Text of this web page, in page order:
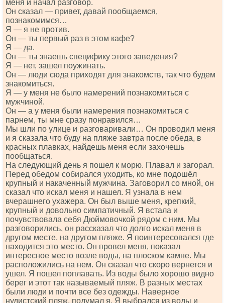
меня и начал разговор.
Он сказал — привет, давай пообщаемся,
познакомимся…
Я — я не против.
Он — ты первый раз в этом кафе?
Я — да.
Он — ты знаешь специфику этого заведения?
Я — нет, зашел поужинать.
Он — люди сюда приходят для знакомств, так что будем
знакомиться.
Я — у меня не было намерений познакомиться с
мужчиной.
Он — а у меня были намерения познакомиться с
парнем, ты мне сразу понравился…
Мы шли по улице и разговаривали… Он проводил меня
и я сказала что буду на пляже завтра после обеда, в
красных плавках, найдешь меня если захочешь
пообщаться.
На следующий день я пошел к морю. Плавал и загорал.
Перед обедом собирался уходить, ко мне подошёл
крупный и накаченный мужчина. Заговорил со мной, он
сказал что искал меня и нашел. Я узнала в нем
вчерашнего ухажера. Он был выше меня, крепкий,
крупный и довольно симпатичный. Я встала и
почувствовала себя Дюймовочкой рядом с ним. Мы
разговорились, он рассказал что долго искал меня в
другом месте, на другом пляже. Я поинтересовался где
находится это место. Он провел меня, показал
интересное место возле воды, на плоском камне. Мы
расположились на нем. Он сказал что скоро вернется и
ушел. Я пошел поплавать. Из воды было хорошо видно
берег и этот так называемый пляж. В разных местах
были люди и почти все без одежды. Наверное
нудистский пляж, подумал я. Я выбрался из воды и